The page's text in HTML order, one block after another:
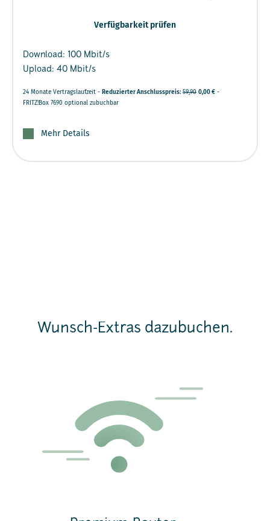
Verfügbarkeit prüfen
Download: 100 Mbit/s
Upload: 40 Mbit/s
24 Monate Vertragslaufzeit - Reduzierter Anschlusspreis: 59,90 0,00 € -
FRITZ!Box 7690 optional zubuchbar
Mehr Details
Wunsch-Extras dazubuchen.